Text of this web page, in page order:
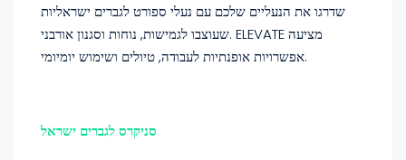
שדרגו את הנעליים שלכם עם נעלי ספורט לגברים ישראליות
שעוצבו לגמישות, נוחות וסגנון אורבני. ELEVATE מציעה
אפשרויות אופנתיות לעבודה, טיולים ושימוש יומיומי.
סניקרס לגברים ישראל